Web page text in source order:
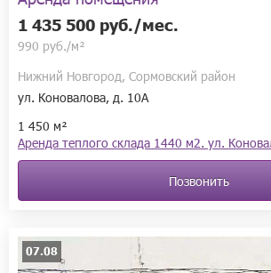
1 435 500 руб./мес.
990 руб./м²
Нижний Новгород, Сормовский район
ул. Коновалова, д. 10А
1 450 м²
Аренда теплого склада 1440 м2. ул.
Позвонить
07.08